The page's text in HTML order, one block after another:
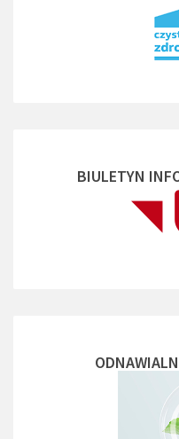
BIULETYN